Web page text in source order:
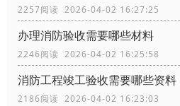
2257阅读 2026-04-02 16:27:25
办理消防验收需要哪些材料
2246阅读 2026-04-02 16:25:58
消防工程竣工验收需要哪些资料
2186阅读 2026-04-02 16:23:03